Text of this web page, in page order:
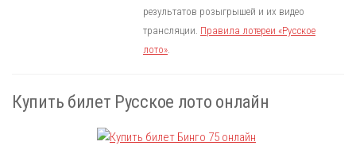
результатов розыгрышей и их видео
трансляции. Правила лотереи «Русское
лото».
Купить билет Русское лото онлайн